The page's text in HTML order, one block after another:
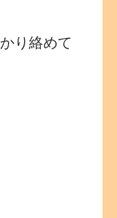
り絡めて